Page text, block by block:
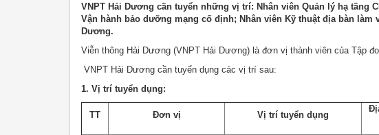
VNPT Hải Dương cần tuyển những vị trí: Nhân viên Quản lý hạ tầng
Vận hành bảo dưỡng mạng cố định; Nhân viên Kỹ thuật địa bàn làm
Dương.
Viễn thông Hải Dương (VNPT Hải Dương) là đơn vị thành viên của Tập
VNPT Hải Dương cần tuyển dụng các vị trí sau:
1. Vị trí tuyển dụng:
TT Đơn vị Vị trí tuyển dụng